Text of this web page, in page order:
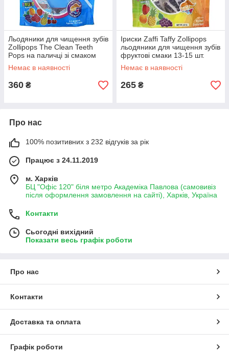
Льодяники для чищення зубів
Zollipops The Clean Teeth
Pops на паличці зі смаком
фруктів 13–15 шт
Немає в наявності
360 ₴
Іриски Zaffi Taffy Zollipops
льодяники для чищення зубів
фруктові смаки 13-15 шт.
Немає в наявності
265 ₴
Про нас
100% позитивних з 232 відгуків за рік
Працює з 24.11.2019
м. Харків
БЦ "Офіс 120" біля метро Академіка Павлова (самовивіз
після оформлення замовлення на сайті), Харків, Україна
Контакти
Сьогодні вихідний
Показати весь графік роботи
Про нас
Контакти
Доставка та оплата
Графік роботи